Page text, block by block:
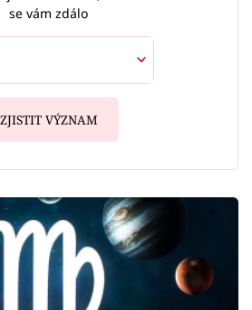
se vám zdálo
ZJISTIT VÝZNAM